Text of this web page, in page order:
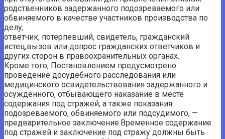
родственников задержанного подозреваемого или
обвиняемого в качестве участников производства по
делу;
ответчик, потерпевший, свидетель, гражданский
истец,вызов или допрос гражданских ответчиков и
других сторон в правоохранительных органах.
Кроме того, Постановлением предусмотрено
проведение досудебного расследования или
медицинского освидетельствования задержанного и
осужденного, отбывающего наказание в месте
содержания под стражей, а также показания
подозреваемого, обвиняемого или подсудимого, —
предварительное заключение.Временное содержание
под стражей и заключение под стражу должны быть